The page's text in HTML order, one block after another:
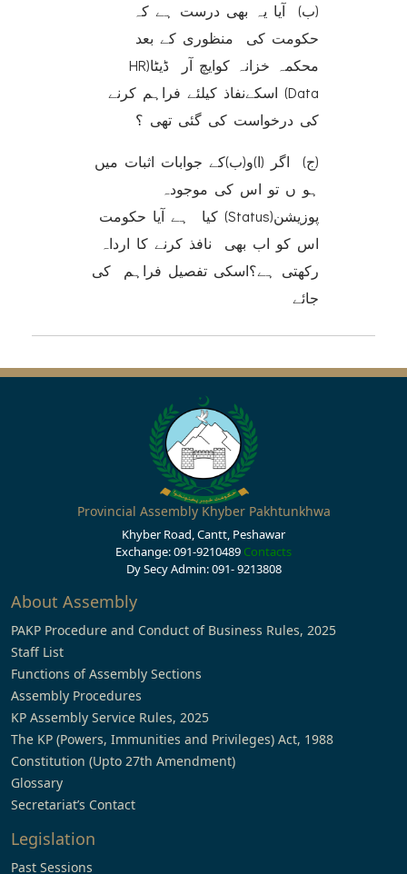
(ب) آیا یہ بھی درست ہے کہ
حکومت کی منظوری کے بعد
محکمہ خزانہ کوایچ آر ڈیٹا(HR
Data) اسکےنفاذ کیلئے فراہم کرنے
کی درخواست کی گئی تھی ؟
(ج) اگر (ا)و(ب)کے جوابات اثبات میں
ہو ں تو اس کی موجودہ
پوزیشن(Status) کیا ہے آیا حکومت
اس کو اب بھی نافذ کرنے کا ارداہ
رکھتی ہے؟اسکی تفصیل فراہم کی
جائے
Provincial Assembly Khyber Pakhtunkhwa
Khyber Road, Cantt, Peshawar
Exchange: 091-9210489 Contacts
Dy Secy Admin: 091- 9213808
About Assembly
PAKP Procedure and Conduct of Business Rules, 2025
Staff List
Functions of Assembly Sections
Assembly Procedures
KP Assembly Service Rules, 2025
The KP (Powers, Immunities and Privileges) Act, 1988
Constitution (Upto 27th Amendment)
Glossary
Secretariat’s Contact
Legislation
Past Sessions